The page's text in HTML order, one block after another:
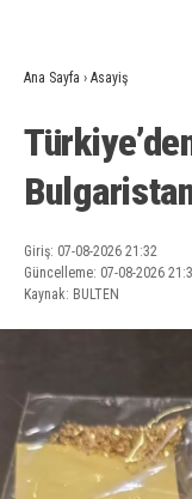
Ana Sayfa › Asayiş
Giriş: 07-08-2026 21:32
Güncelleme: 07-08-2026
Kaynak: BULTEN